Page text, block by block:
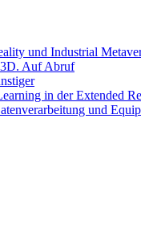
und Industrial
3D. Auf Abruf
in der Extended
und